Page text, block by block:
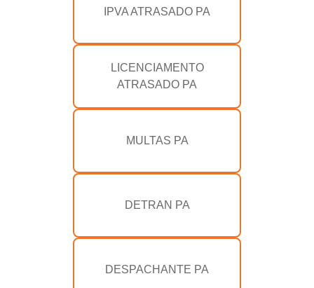
IPVA ATRASADO PA
LICENCIAMENTO
ATRASADO PA
MULTAS PA
DETRAN PA
DESPACHANTE PA